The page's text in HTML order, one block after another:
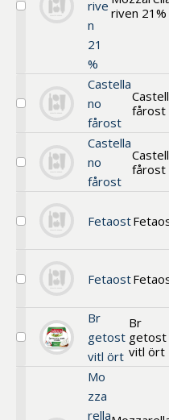
Välj
rive
n
21
%
riven 21%
Välj
fårost
Castella
no
fårost
fårost
Välj
fårost
Castella
no
fårost
fårost
Välj
Fetaost
Välj
Fetaost
Välj
getost
Br
getost
vitl ört
Br
getost
vitl ört
Mo
zza
rella